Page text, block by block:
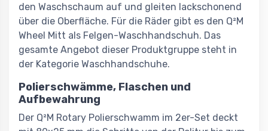
den Waschschaum auf und gleiten lackschonend
über die Oberfläche. Für die Räder gibt es den Q²M
Wheel Mitt als Felgen-Waschhandschuh. Das
gesamte Angebot dieser Produktgruppe steht in
der Kategorie Waschhandschuhe.
Polierschwämme, Flaschen und
Aufbewahrung
Der Q²M Rotary Polierschwamm im 2er-Set deckt